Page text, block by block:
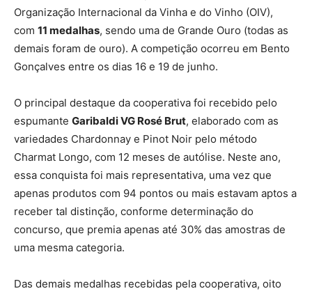
Organização Internacional da Vinha e do Vinho (OIV),
com 11 medalhas, sendo uma de Grande Ouro (todas as
demais foram de ouro). A competição ocorreu em Bento
Gonçalves entre os dias 16 e 19 de junho.
O principal destaque da cooperativa foi recebido pelo
espumante Garibaldi VG Rosé Brut, elaborado com as
variedades Chardonnay e Pinot Noir pelo método
Charmat Longo, com 12 meses de autólise. Neste ano,
essa conquista foi mais representativa, uma vez que
apenas produtos com 94 pontos ou mais estavam aptos a
receber tal distinção, conforme determinação do
concurso, que premia apenas até 30% das amostras de
uma mesma categoria.
Das demais medalhas recebidas pela cooperativa, oito